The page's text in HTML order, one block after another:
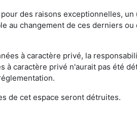
des raisons exceptionnelles, un
au changement de ces derniers ou
à caractère privé, la
à caractère privé n'aurait pas été
de cet espace seront détruites.